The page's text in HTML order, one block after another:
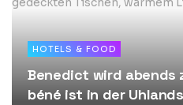
HOTELS & FOOD
Benedict wird abends
béné ist in der